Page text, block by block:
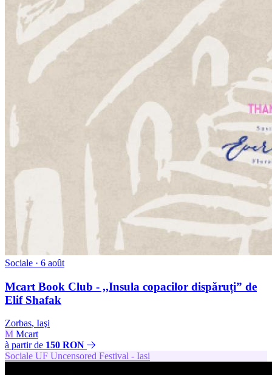
Sociale · 6 août
Mcart Book Club - ,,Insula copacilor dispăruți” de
Elif Shafak
Zorbas, Iaşi
M Mcart
à partir de 150 RON
Sociale UF Uncensored Festival - Iasi